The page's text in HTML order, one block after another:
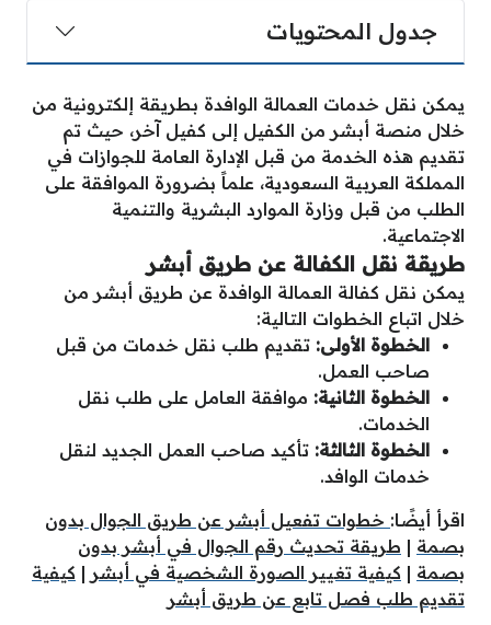
جدول المحتويات
يمكن نقل خدمات العمالة الوافدة بطريقة إلكترونية من
خلال منصة أبشر من الكفيل إلى كفيل آخر، حيث تم
تقديم هذه الخدمة من قبل الإدارة العامة للجوازات في
المملكة العربية السعودية، علماً بضرورة الموافقة على
الطلب من قبل وزارة الموارد البشرية والتنمية
الاجتماعية.
طريقة نقل الكفالة عن طريق أبشر
يمكن نقل كفالة العمالة الوافدة عن طريق أبشر من
خلال اتباع الخطوات التالية:
الخطوة الأولى: تقديم طلب نقل خدمات من قبل
صاحب العمل.
الخطوة الثانية: موافقة العامل على طلب نقل
الخدمات.
الخطوة الثالثة: تأكيد صاحب العمل الجديد لنقل
خدمات الوافد.
اقرأ أيضًا: خطوات تفعيل أبشر عن طريق الجوال بدون
بصمة | طريقة تحديث رقم الجوال في أبشر بدون
بصمة | كيفية تغيير الصورة الشخصية في أبشر | كيفية
تقديم طلب فصل تابع عن طريق أبشر